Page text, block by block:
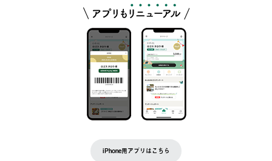
iPhone用アプリはこちら